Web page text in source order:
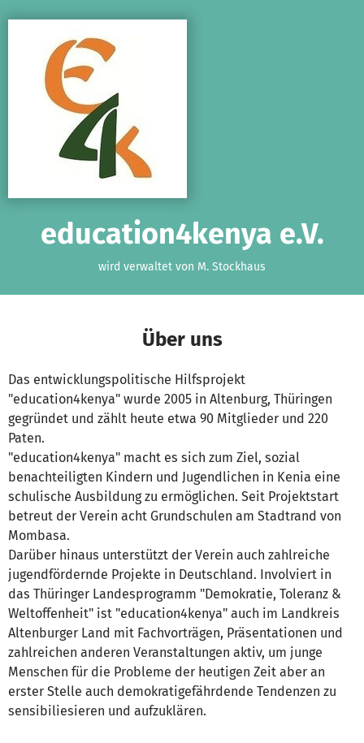
education4kenya e.V.
wird verwaltet von M. Stockhaus
Über uns
Das entwicklungspolitische Hilfsprojekt
"education4kenya" wurde 2005 in Altenburg, Thüringen
gegründet und zählt heute etwa 90 Mitglieder und 220
Paten.
"education4kenya" macht es sich zum Ziel, sozial
benachteiligten Kindern und Jugendlichen in Kenia eine
schulische Ausbildung zu ermöglichen. Seit Projektstart
betreut der Verein acht Grundschulen am Stadtrand von
Mombasa.
Darüber hinaus unterstützt der Verein auch zahlreiche
jugendfördernde Projekte in Deutschland. Involviert in
das Thüringer Landesprogramm "Demokratie, Toleranz &
Weltoffenheit" ist "education4kenya" auch im Landkreis
Altenburger Land mit Fachvorträgen, Präsentationen und
zahlreichen anderen Veranstaltungen aktiv, um junge
Menschen für die Probleme der heutigen Zeit aber an
erster Stelle auch demokratigefährdende Tendenzen zu
sensibiliesieren und aufzuklären.